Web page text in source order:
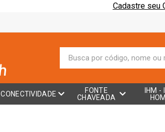
Cadastre seu
CONECTIVIDADE
FONTE
CHAVEADA
IHM -